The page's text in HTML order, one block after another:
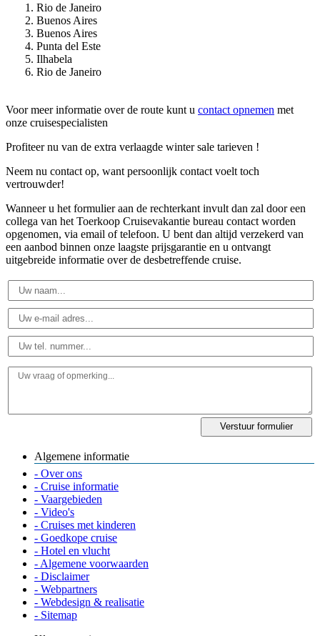
Rio de Janeiro
Buenos Aires
Buenos Aires
Punta del Este
Ilhabela
Rio de Janeiro
Voor meer informatie over de route kunt u contact opnemen met
onze cruisespecialisten
Profiteer nu van de extra verlaagde winter sale tarieven !
Neem nu contact op, want persoonlijk contact voelt toch
vertrouwder!
Wanneer u het formulier aan de rechterkant invult dan zal door een
collega van het Toerkoop Cruisevakantie bureau contact worden
opgenomen, via email of telefoon. U bent dan altijd verzekerd van
een aanbod binnen onze laagste prijsgarantie en u ontvangt
uitgebreide informatie over de desbetreffende cruise.
Algemene informatie
- Over ons
- Cruise informatie
- Vaargebieden
- Video's
- Cruises met kinderen
- Goedkope cruise
- Hotel en vlucht
- Algemene voorwaarden
- Disclaimer
- Webpartners
- Webdesign & realisatie
- Sitemap